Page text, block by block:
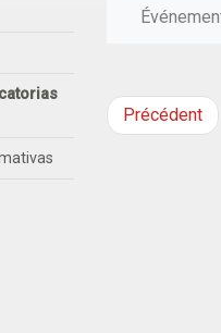
Précédent